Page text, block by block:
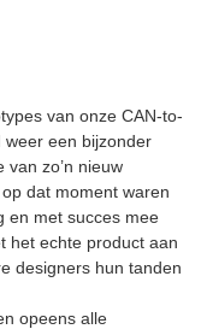
van onze CAN-to-
weer een bijzonder
zo’n nieuw
dat moment waren
en met succes mee
het echte product aan
designers hun tanden
opeens alle